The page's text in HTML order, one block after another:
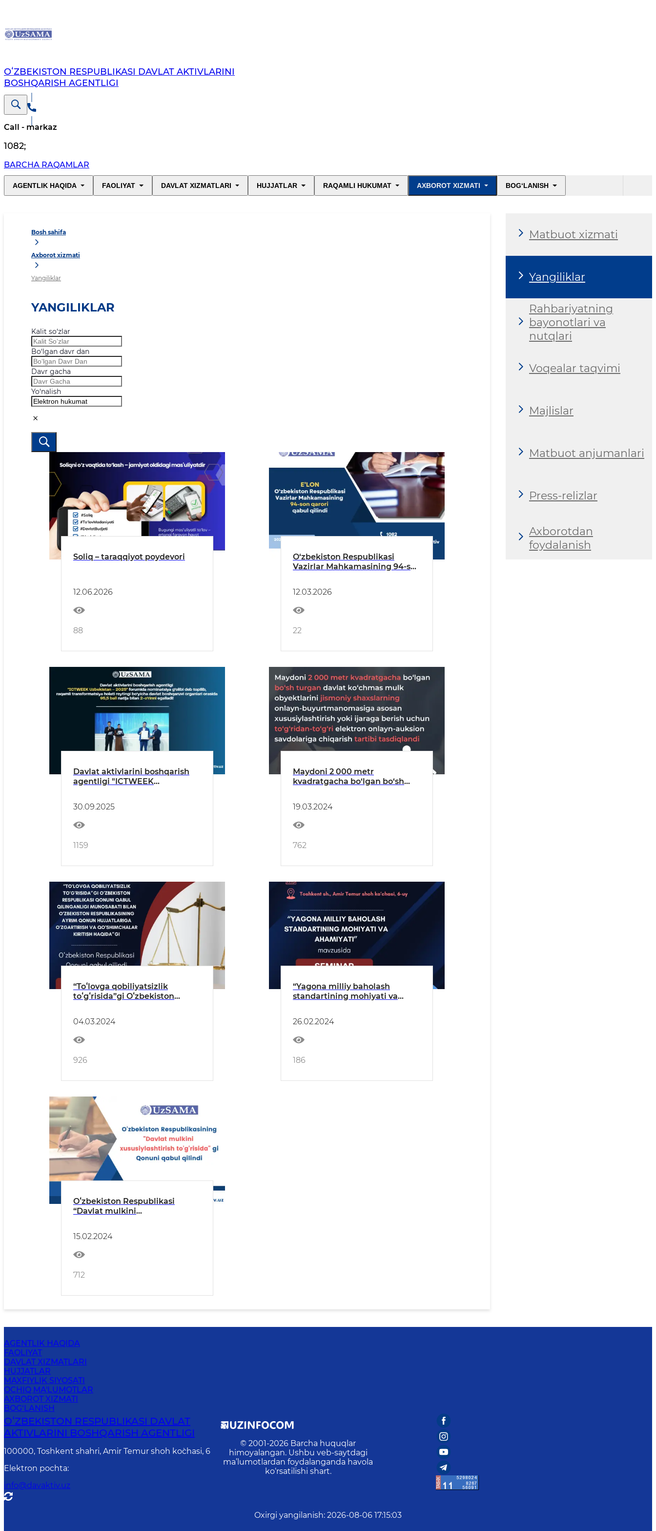
OʻZBEKISTON RESPUBLIKASI DAVLAT AKTIVLARINI
BOSHQARISH AGENTLIGI
Call - markaz
1082;
BARCHA RAQAMLAR
AGENTLIK HAQIDA FAOLIYAT DAVLAT XIZMATLARI HUJJATLAR RAQAMLI HUKUMAT AXBOROT XIZMATI BOG‘LANISH
Bosh sahifa
Axborot xizmati
Yangiliklar
YANGILIKLAR
Kalit so‘zlar
Bo‘lgan davr dan
Davr gacha
Yo‘nalish
Soliq – taraqqiyot poydevori
12.06.2026
88
O‘zbekiston Respublikasi
Vazirlar Mahkamasining 94-son
12.03.2026
22
Davlat aktivlarini boshqarish
agentligi "ICTWEEK
30.09.2025
1159
Maydoni 2 000 metr
kvadratgacha bo‘lgan bo‘sh
shaxslarning onlayn-
buyurtmanomasiga asosan
xususiylashtirish yoki ijaraga
berish uchun to‘g‘ridan-to‘g‘ri
elektron onlayn-auksion
19.03.2024
762
“Toʻlovga qobiliyatsizlik
toʻgʻrisida”gi Oʻzbekiston
Oʻzbekiston Respublikasining
ayrim qonun hujjatlariga
oʻzgartirish va qoʻshimchalar
kiritish haqida”gi Oʻzbekiston
Respublikasi Qonuni qabul
04.03.2024
926
“Yagona milliy baholash
standartining mohiyati va
26.02.2024
186
Oʻzbekiston Respublikasi
“Davlat mulkini
15.02.2024
712
Matbuot xizmati
Yangiliklar
Rahbariyatning
bayonotlari va
nutqlari
Voqealar taqvimi
Majlislar
Matbuot anjumanlari
Press-relizlar
Axborotdan
foydalanish
AGENTLIK HAQIDA
FAOLIYAT
DAVLAT XIZMATLARI
HUJJATLAR
MAXFIYLIK SIYOSATI
OCHIQ MA'LUMOTLAR
AXBOROT XIZMATI
BOG‘LANISH
OʻZBEKISTON RESPUBLIKASI DAVLAT
AKTIVLARINI BOSHQARISH AGENTLIGI
100000, Toshkent shahri, Amir Temur shoh ko`chasi, 6
Elektron pochta:
info@davaktiv.uz
© 2001-2026 Barcha huquqlar
himoyalangan. Ushbu veb-saytdagi
ma’lumotlardan foydalanganda havola
ko‘rsatilishi shart.
Oxirgi yangilanish: 2026-08-06 17:15:03